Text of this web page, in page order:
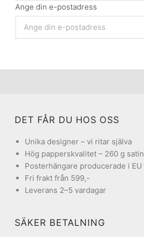
Ange din e-postadress
DET FÅR DU HOS OSS
Unika designer – vi ritar själva
Hög papperskvalitet – 260 g satin
Posterhängare producerade i EU
Fri frakt från 599,-
Leverans 2–5 vardagar
SÄKER BETALNING